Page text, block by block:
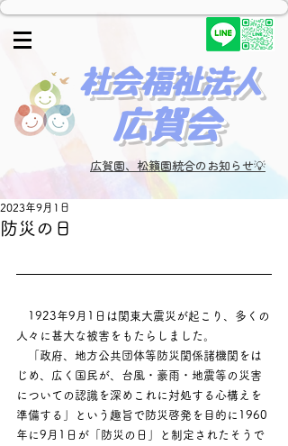
​社会福祉法人
広賀会​
広賀園、松籟園統合のお知らせ💡
防災の日
2023年9月1日
1923年9月1日は関東大震災が起こり、多くの
人々に甚大な被害をもたらしました。
「政府、地方公共団体等防災関係諸機関をは
じめ、広く国民が、台風・豪雨・地震等の災害
についての認識を深めこれに対処する心構えを
準備する」という趣旨で防災啓発を目的に1960
年に9月1日が「防災の日」と制定されたそうで